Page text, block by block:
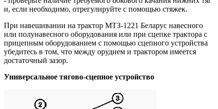
и, если необходимо, отрегулируйте с помощью стяжек.
При навешивании на трактор МТЗ-1221 Беларус навесного
или полунавесного оборудования или при сцепке трактора с
прицепным оборудованием с помощью сцепного устройства
убедитесь в том, что между орудием и трактором имеется
достаточный зазор.
Универсальное тягово-сцепное устройство